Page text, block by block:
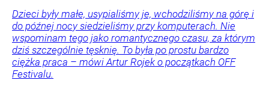
Dzieci były małe, usypialiśmy je, wchodziliśmy na górę i
do późnej nocy siedzieliśmy przy komputerach. Nie
wspominam tego jako romantycznego czasu, za którym
dziś szczególnie tęsknię. To była po prostu bardzo
ciężka praca – mówi Artur Rojek o początkach OFF
Festivalu.